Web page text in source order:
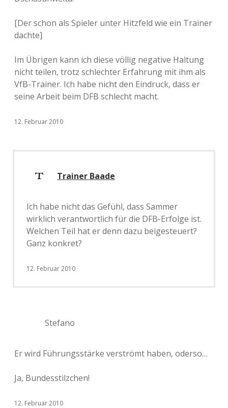
[Der schon als Spieler unter Hitzfeld wie ein Trainer
dachte]
Im Übrigen kann ich diese völlig negative Haltung
nicht teilen, trotz schlechter Erfahrung mit ihm als
VfB-Trainer. Ich habe nicht den Eindruck, dass er
seine Arbeit beim DFB schlecht macht.
12. Februar 2010
Trainer Baade
Ich habe nicht das Gefühl, dass Sammer
wirklich verantwortlich für die DFB-Erfolge ist.
Welchen Teil hat er denn dazu beigesteuert?
Ganz konkret?
12. Februar 2010
Stefano
Er wird Führungsstärke verströmt haben, oderso…
Ja, Bundesstilzchen!
12. Februar 2010